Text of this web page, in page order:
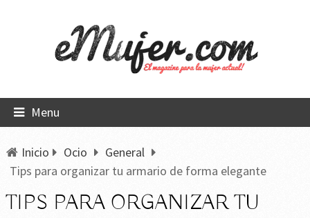
Menu
Inicio Ocio
General
Tips para organizar tu armario de forma elegante
TIPS PARA ORGANIZAR TU